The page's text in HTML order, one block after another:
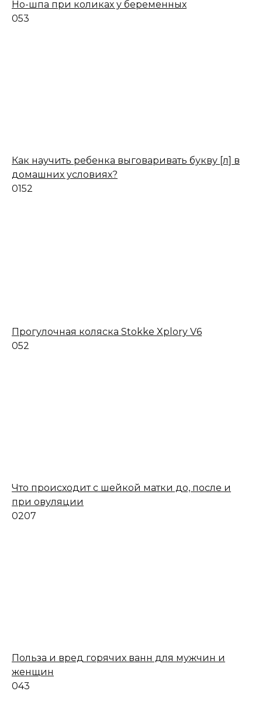
Но-шпа при коликах у беременных
053
Как научить ребенка выговаривать букву [л] в
домашних условиях?
0152
Прогулочная коляска Stokke Xplory V6
052
Что происходит с шейкой матки до, после и
при овуляции
0207
Польза и вред горячих ванн для мужчин и
женщин
043